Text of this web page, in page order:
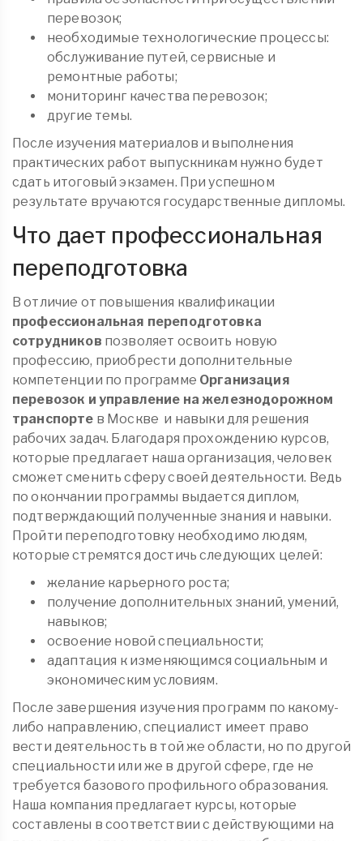
перевозок;
необходимые технологические процессы:
обслуживание путей, сервисные и
ремонтные работы;
мониторинг качества перевозок;
другие темы.
После изучения материалов и выполнения
практических работ выпускникам нужно будет
сдать итоговый экзамен. При успешном
результате вручаются государственные дипломы.
Что дает профессиональная
переподготовка
В отличие от повышения квалификации
профессиональная переподготовка
сотрудников позволяет освоить новую
профессию, приобрести дополнительные
компетенции по программе Организация
перевозок и управление на железнодорожном
транспорте в Москве и навыки для решения
рабочих задач. Благодаря прохождению курсов,
которые предлагает наша организация, человек
сможет сменить сферу своей деятельности. Ведь
по окончании программы выдается диплом,
подтверждающий полученные знания и навыки.
Пройти переподготовку необходимо людям,
которые стремятся достичь следующих целей:
желание карьерного роста;
получение дополнительных знаний, умений,
навыков;
освоение новой специальности;
адаптация к изменяющимся социальным и
экономическим условиям.
После завершения изучения программ по какому-
либо направлению, специалист имеет право
вести деятельность в той же области, но по другой
специальности или же в другой сфере, где не
требуется базового профильного образования.
Наша компания предлагает курсы, которые
составлены в соответствии с действующими на